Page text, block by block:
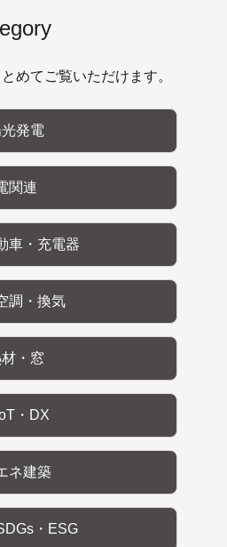
めてご覧いただけます。
発電
関連
車・充電器
調・換気
・窓
・DX
ネ建築
・ESG